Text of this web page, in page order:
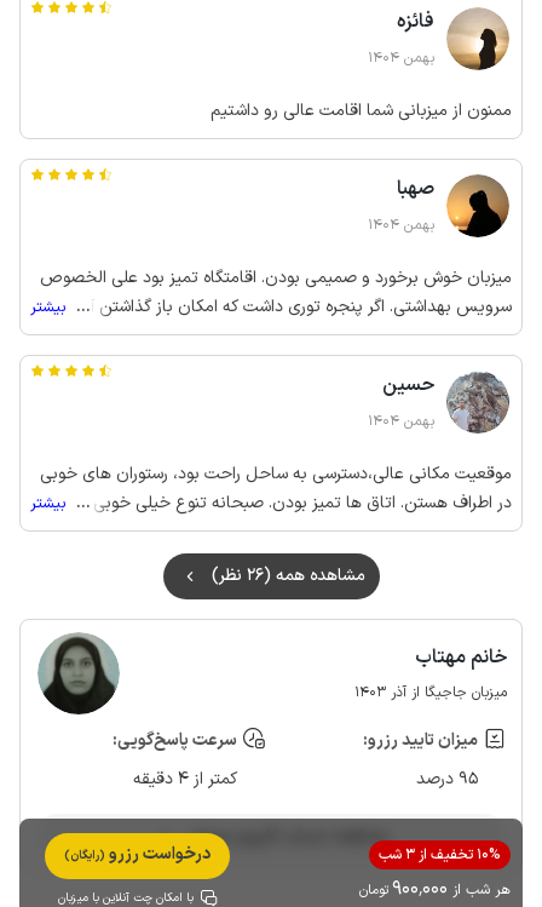
فائزه
بهمن 1404
ممنون از میزبانی شما اقامت عالی رو داشتیم
صهبا
بهمن 1404
میزبان خوش برخورد و صمیمی بودن. اقامتگاه تمیز بود علی الخصوص
سرویس بهداشتی. اگر پنجره توری داشت که امکان باز گذاشتن آن بود،
تهویه اطاق راحت تر میشد.
... بیشتر
حسین
بهمن 1404
موقعیت مکانی عالی،دسترسی به ساحل راحت بود، رستوران های خوبی
در اطراف هستن. اتاق ها تمیز بودن. صبحانه تنوع خیلی خوبی داشت و
میزبان خانم سلامی بسیار انسان شریف،مهربان و خونگرمی بودن .
بدون هیچ شکی برای اسکان در سوزا میتونین اینجا رو رزرو کنین.
... بیشتر
مشاهده همه (26 نظر)
خانم مهتاب
میزبان جاجیگا از آذر 1403
میزان تایید رزرو:
95 درصد
سرعت پاسخ‌گویی:
کمتر از 4 دقیقه
مشاهده حساب کاربری میزبان
10% تخفیف از 3 شب
هر شب از 900٬000تومان
درخواست رزرو (رایگان)
با امکان چت آنلاین با میزبان